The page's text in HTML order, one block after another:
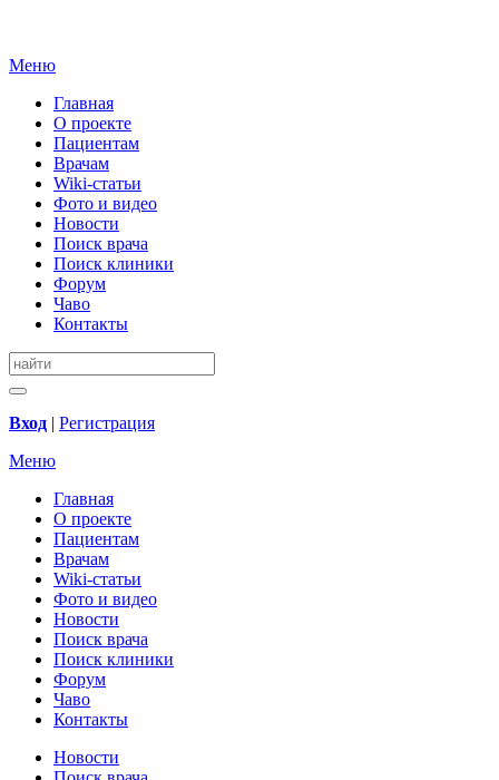
Меню
Главная
О проекте
Пациентам
Врачам
Wiki-статьи
Фото и видео
Новости
Поиск врача
Поиск клиники
Форум
Чаво
Контакты
Вход | Регистрация
Меню
Главная
О проекте
Пациентам
Врачам
Wiki-статьи
Фото и видео
Новости
Поиск врача
Поиск клиники
Форум
Чаво
Контакты
Новости